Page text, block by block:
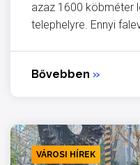
azaz 1600 köbméter
telephelyre. Ennyi
Bővebben »
VÁROSI HÍREK